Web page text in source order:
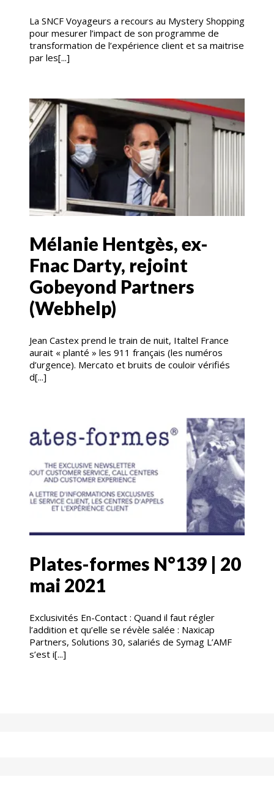
La SNCF Voyageurs a recours au Mystery Shopping
pour mesurer l’impact de son programme de
transformation de l’expérience client et sa maitrise
par les[...]
Mélanie Hentgès, ex-
Fnac Darty, rejoint
Gobeyond Partners
(Webhelp)
Jean Castex prend le train de nuit, Italtel France
aurait « planté » les 911 français (les numéros
d’urgence). Mercato et bruits de couloir vérifiés
d[...]
Plates-formes N°139 | 20
mai 2021
Exclusivités En-Contact : Quand il faut régler
l’addition et qu’elle se révèle salée : Naxicap
Partners, Solutions 30, salariés de Symag L’AMF
s’est i[...]